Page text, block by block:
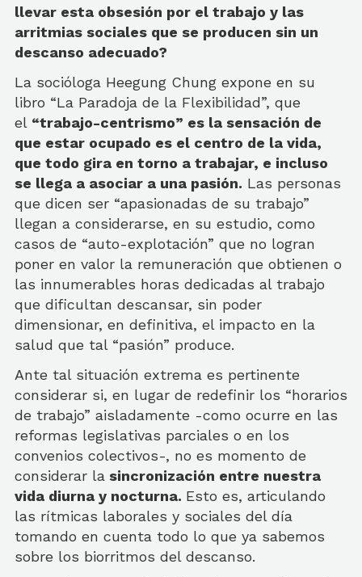
llevar esta obsesión por el trabajo y las
arritmias sociales que se producen sin un
descanso adecuado?
La socióloga Heegung Chung expone en su
libro “La Paradoja de la Flexibilidad”, que
el “trabajo-centrismo” es la sensación de
que estar ocupado es el centro de la vida,
que todo gira en torno a trabajar, e incluso
se llega a asociar a una pasión. Las personas
que dicen ser “apasionadas de su trabajo”
llegan a considerarse, en su estudio, como
casos de “auto-explotación” que no logran
poner en valor la remuneración que obtienen o
las innumerables horas dedicadas al trabajo
que dificultan descansar, sin poder
dimensionar, en definitiva, el impacto en la
salud que tal “pasión” produce.
Ante tal situación extrema es pertinente
considerar si, en lugar de redefinir los “horarios
de trabajo” aisladamente -como ocurre en las
reformas legislativas parciales o en los
convenios colectivos-, no es momento de
considerar la sincronización entre nuestra
vida diurna y nocturna. Esto es, articulando
las rítmicas laborales y sociales del día
tomando en cuenta todo lo que ya sabemos
sobre los biorritmos del descanso.